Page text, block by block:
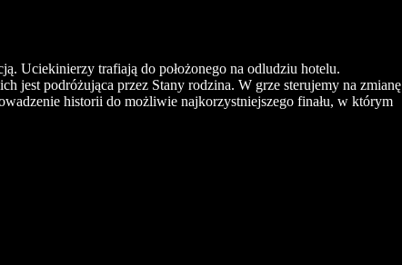
Uciekinierzy trafiają do położonego na odludziu hotelu.
jest podróżująca przez Stany rodzina. W grze sterujemy na zmianę
historii do możliwie najkorzystniejszego finału, w którym